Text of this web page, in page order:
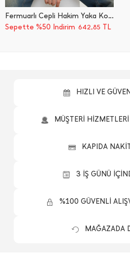
Fermuarlı Cepli Hakim Yaka Kot Ceket
Sepette %50 İndirim 642,85 TL
HIZLI VE
MÜŞTERİ
KAPIDA
3 İŞ GÜNÜ
%100 GÜVENLİ
MAĞAZADA